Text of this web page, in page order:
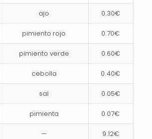
ajo 0.30€
pimiento rojo 0.70€
pimiento verde 0.60€
cebolla 0.40€
sal 0.05€
pimienta 0.07€
— 9.12€